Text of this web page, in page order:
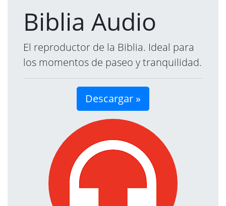
Biblia Audio
El reproductor de la Biblia. Ideal para
los momentos de paseo y tranquilidad.
Descargar »